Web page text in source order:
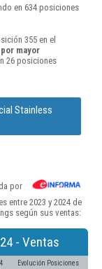
en 634 posiciones
355 en el
mayor
26 posiciones
Stainless
por
entre 2023 y 2024 de
según sus ventas:
- Ventas
Evolución Posiciones